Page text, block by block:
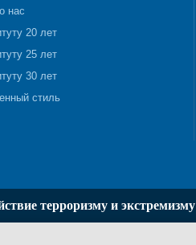
нас
20 лет
25 лет
30 лет
стиль
терроризму и экстремизму